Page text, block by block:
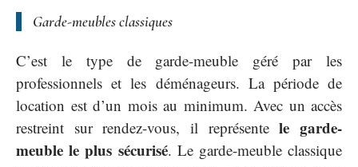
Garde-meubles classiques
C’est le type de garde-meuble géré par les
professionnels et les déménageurs. La période de
location est d’un mois au minimum. Avec un accès
restreint sur rendez-vous, il représentele garde-
meuble le plus sécurisé. Le garde-meuble classique